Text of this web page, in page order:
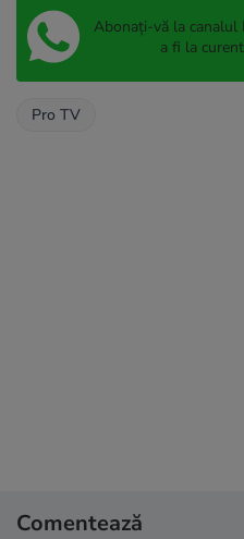
Abonați-vă la
a fi la
Pro TV
Comentează